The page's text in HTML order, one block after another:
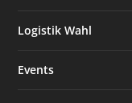
Logistik Wahl
Events